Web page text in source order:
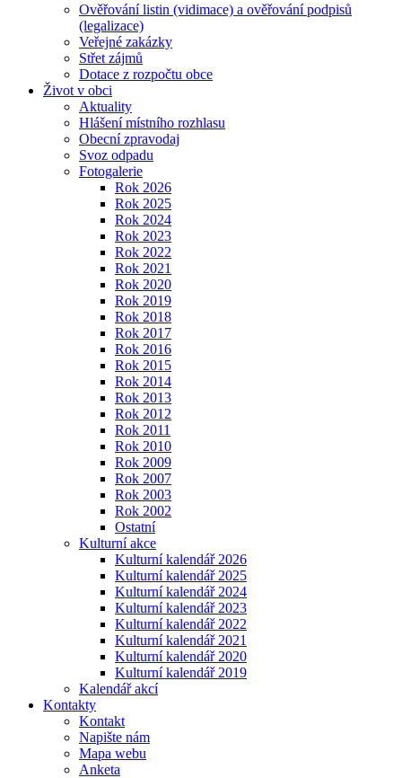
Ověřování listin (vidimace) a ověřování podpisů
(legalizace)
Veřejné zakázky
Střet zájmů
Dotace z rozpočtu obce
Život v obci
Aktuality
Hlášení místního rozhlasu
Obecní zpravodaj
Svoz odpadu
Fotogalerie
Rok 2026
Rok 2025
Rok 2024
Rok 2023
Rok 2022
Rok 2021
Rok 2020
Rok 2019
Rok 2018
Rok 2017
Rok 2016
Rok 2015
Rok 2014
Rok 2013
Rok 2012
Rok 2011
Rok 2010
Rok 2009
Rok 2007
Rok 2003
Rok 2002
Ostatní
Kulturní akce
Kulturní kalendář 2026
Kulturní kalendář 2025
Kulturní kalendář 2024
Kulturní kalendář 2023
Kulturní kalendář 2022
Kulturní kalendář 2021
Kulturní kalendář 2020
Kulturní kalendář 2019
Kalendář akcí
Kontakty
Kontakt
Napište nám
Mapa webu
Anketa